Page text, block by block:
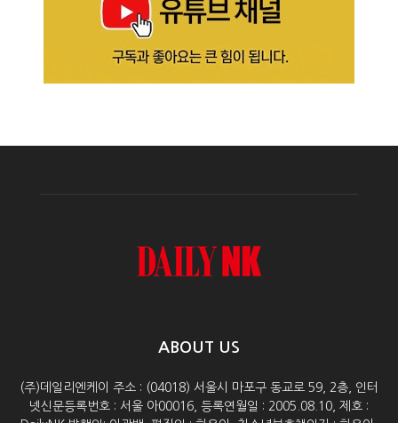
ABOUT US
(주)데일리엔케이 주소 : (04018) 서울시 마포구 동교로 59, 2층, 인터
넷신문등록번호 : 서울 아00016, 등록연월일 : 2005.08.10, 제호 :